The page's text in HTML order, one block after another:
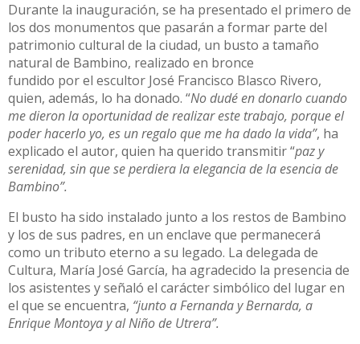
Durante la inauguración, se ha presentado el primero de
los dos monumentos que pasarán a formar parte del
patrimonio cultural de la ciudad, un busto a tamaño
natural de Bambino, realizado en bronce
fundido por el escultor José Francisco Blasco Rivero,
quien, además, lo ha donado. “No dudé en donarlo cuando
me dieron la oportunidad de realizar este trabajo, porque el
poder hacerlo yo, es un regalo que me ha dado la vida”, ha
explicado el autor, quien ha querido transmitir “paz y
serenidad, sin que se perdiera la elegancia de la esencia de
Bambino”.
El busto ha sido instalado junto a los restos de Bambino
y los de sus padres, en un enclave que permanecerá
como un tributo eterno a su legado. La delegada de
Cultura, María José García, ha agradecido la presencia de
los asistentes y señaló el carácter simbólico del lugar en
el que se encuentra, “junto a Fernanda y Bernarda, a
Enrique Montoya y al Niño de Utrera”.